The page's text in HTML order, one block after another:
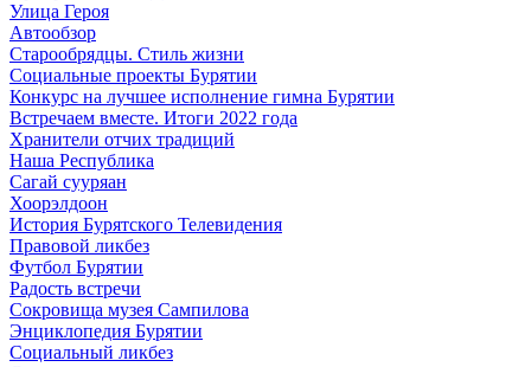
Улица Героя
Автообзор
Старообрядцы. Cтиль жизни
Социальные проекты Бурятии
Конкурс на лучшее исполнение гимна Бурятии
Встречаем вместе. Итоги 2022 года
Хранители отчих традиций
Наша Республика
Сагай сууряан
Хоорэлдоон
История Бурятского Телевидения
Правовой ликбез
Футбол Бурятии
Радость встречи
Сокровища музея Сампилова
Энциклопедия Бурятии
Социальный ликбез